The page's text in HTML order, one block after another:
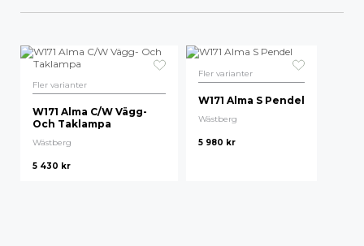
Våra favoriter
Nyheter
Lägsta pris
Högsta pris
Fler varianter
W171 Alma C/W Vägg-
Och Taklampa
Wästberg
5 430 kr
Fler varianter
W171 Alma S Pendel
Wästberg
5 980 kr